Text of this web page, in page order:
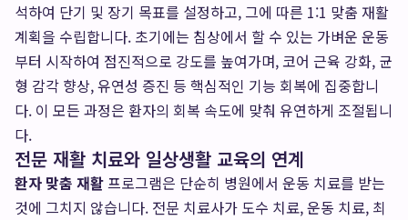
석하여 단기 및 장기 목표를 설정하고, 그에 따른 1:1 맞춤 재활
계획을 수립합니다. 초기에는 침상에서 할 수 있는 가벼운 운동
부터 시작하여 점진적으로 강도를 높여가며, 코어 근육 강화, 균
형 감각 향상, 유연성 증진 등 핵심적인 기능 회복에 집중합니
다. 이 모든 과정은 환자의 회복 속도에 맞춰 유연하게 조절됩니
다.
전문 재활 치료와 일상생활 교육의 연계
환자 맞춤 재활프로그램은 단순히 병원에서 운동 치료를 받는
것에 그치지 않습니다. 전문 치료사가 도수 치료, 운동 치료, 최